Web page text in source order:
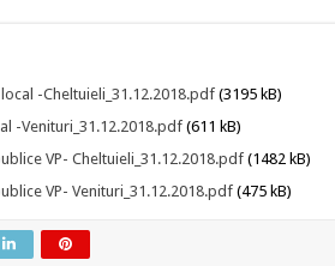
-Cheltuieli_31.12.2018.pdf (3195 kB)
-Venituri_31.12.2018.pdf (611 kB)
VP- Cheltuieli_31.12.2018.pdf (1482 kB)
VP- Venituri_31.12.2018.pdf (475 kB)